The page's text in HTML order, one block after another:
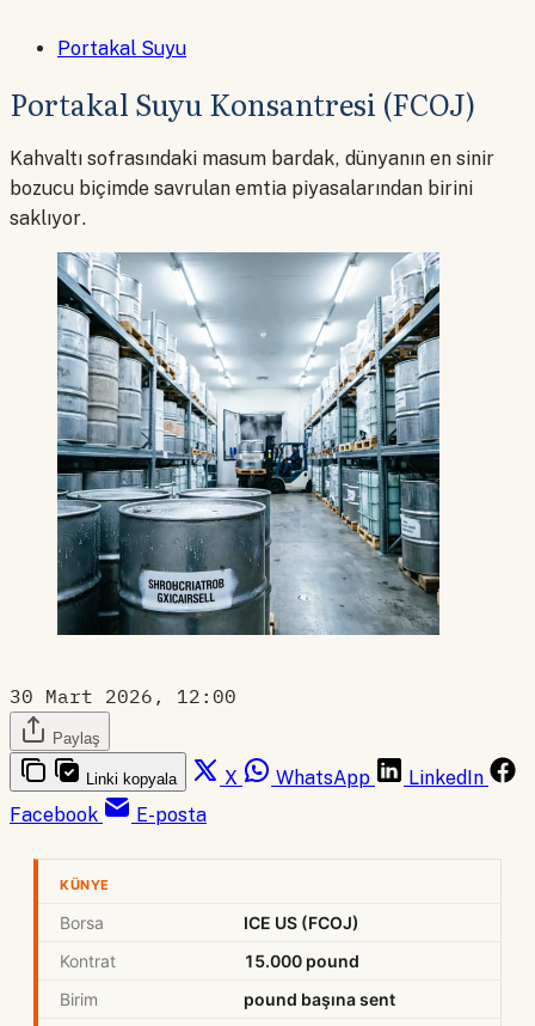
Portakal Suyu
Portakal Suyu Konsantresi (FCOJ)
Kahvaltı sofrasındaki masum bardak, dünyanın en sinir
bozucu biçimde savrulan emtia piyasalarından birini
saklıyor.
30 Mart 2026, 12:00
Paylaş
Linki kopyala X WhatsApp
LinkedIn
Facebook
E-posta
KÜNYE
Borsa
ICE US (FCOJ)
Kontrat
15.000 pound
Birim
pound başına sent